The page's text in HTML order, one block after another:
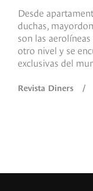
Desde
duchas,
son las
otro nivel y se
exclusivas del
Revista Diners /